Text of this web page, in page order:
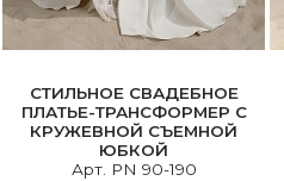
СТИЛЬНОЕ СВАДЕБНОЕ
ПЛАТЬЕ-ТРАНСФОРМЕР С
КРУЖЕВНОЙ СЪЕМНОЙ
ЮБКОЙ
Арт. PN 90-190